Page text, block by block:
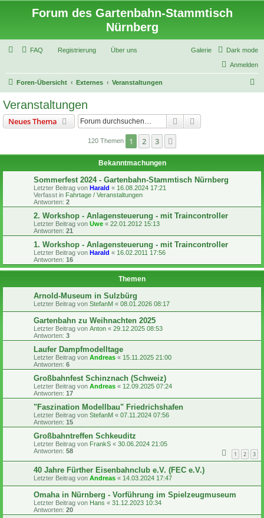
Forum des Gartenbahn-Stammtisch
Nürnberg
Dark mode
Galerie
FAQ Registrierung Über uns
Anmelden
Foren-Übersicht Externes Veranstaltungen
Veranstaltungen
Neues Thema Suche
120 Themen 1 2 3
Bekanntmachungen
Sommerfest 2024 - Gartenbahn-Stammtisch Nürnberg
Letzter Beitrag von Harald « 16.08.2024 17:21
Verfasst in Fahrtage / Veranstaltungen
Antworten: 2
2. Workshop - Anlagensteuerung - mit Traincontroller
Letzter Beitrag von Uwe « 22.01.2012 15:13
Antworten: 21
1. Workshop - Anlagensteuerung - mit Traincontroller
Letzter Beitrag von Harald « 16.02.2011 17:56
Antworten: 16
Themen
Arnold-Museum in Sulzbürg
Letzter Beitrag von StefanM « 08.01.2026 08:17
Gartenbahn zu Weihnachten 2025
Letzter Beitrag von Anton « 29.12.2025 08:53
Antworten: 3
Laufer Dampfmodelltage
Letzter Beitrag von Andreas « 15.11.2025 21:00
Antworten: 6
Großbahnfest Schinznach (Schweiz)
Letzter Beitrag von Andreas « 12.09.2025 07:24
Antworten: 17
"Faszination Modellbau" Friedrichshafen
Letzter Beitrag von StefanM « 07.11.2024 07:56
Antworten: 15
Großbahntreffen Schkeuditz
Letzter Beitrag von FrankS « 30.06.2024 21:05
Antworten: 58 1 2 3
40 Jahre Fürther Eisenbahnclub e.V. (FEC e.V.)
Letzter Beitrag von Andreas « 14.03.2024 17:47
Omaha in Nürnberg - Vorführung im Spielzeugmuseum
Letzter Beitrag von Hans « 31.12.2023 10:34
Antworten: 20